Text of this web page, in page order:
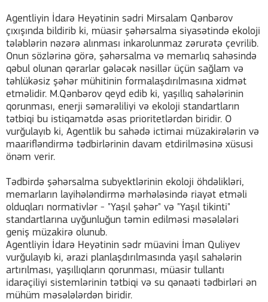
Agentliyin İdarə Heyətinin sədri Mirsalam Qənbərov
çıxışında bildirib ki, müasir şəhərsalma siyasətində ekoloji
tələblərin nəzərə alınması inkarolunmaz zərurətə çevrilib.
Onun sözlərinə görə, şəhərsalma və memarlıq sahəsində
qəbul olunan qərarlar gələcək nəsillər üçün sağlam və
təhlükəsiz şəhər mühitinin formalaşdırılmasına xidmət
etməlidir. M.Qənbərov qeyd edib ki, yaşıllıq sahələrinin
qorunması, enerji səmərəliliyi və ekoloji standartların
tətbiqi bu istiqamətdə əsas prioritetlərdən biridir. O
vurğulayıb ki, Agentlik bu sahədə ictimai müzakirələrin və
maarifləndirmə tədbirlərinin davam etdirilməsinə xüsusi
önəm verir.
Tədbirdə şəhərsalma subyektlərinin ekoloji öhdəlikləri,
memarların layihələndirmə mərhələsində riayət etməli
olduqları normativlər - "Yaşıl şəhər" və "Yaşıl tikinti"
standartlarına uyğunluğun təmin edilməsi məsələləri
geniş müzakirə olunub.
Agentliyin İdarə Heyətinin sədr müavini İman Quliyev
vurğulayıb ki, ərazi planlaşdırılmasında yaşıl sahələrin
artırılması, yaşıllıqların qorunması, müasir tullantı
idarəçiliyi sistemlərinin tətbiqi və su qənaəti tədbirləri ən
mühüm məsələlərdən biridir.